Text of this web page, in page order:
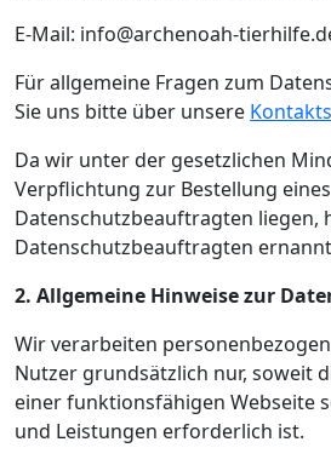
E-Mail: info@archenoah-
Für allgemeine Fragen zum
Sie uns bitte über unsere
Da wir unter der gesetzlichen
Verpflichtung zur Bestellung eines
Datenschutzbeauftragten liegen,
Datenschutzbeauftragten
2. Allgemeine Hinweise zur
Wir verarbeiten
Nutzer grundsätzlich nur, soweit
einer funktionsfähigen Webseite
und Leistungen erforderlich ist.